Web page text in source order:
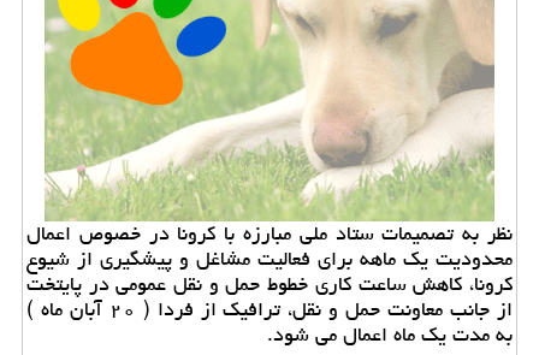
نظر به تصمیمات ستاد ملی مبارزه با كرونا در خصوص اعمال
محدودیت یك ماهه برای فعالیت مشاغل و پیشگیری از شیوع
كرونا، كاهش ساعت كاری خطوط حمل و نقل عمومی در پایتخت
از جانب معاونت حمل و نقل، ترافیك از فردا ( ۲۰ آبان ماه )
به مدت یك ماه اعمال می شود.